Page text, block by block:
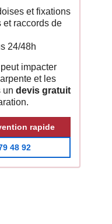
et fixations
et raccords de
24/48h
impacter
et les
un devis gratuit
rapide
48 92